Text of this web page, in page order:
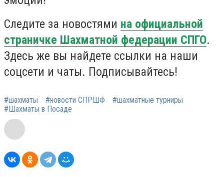
Следите за новостями на официальной
страничке Шахматной федерации СПГО.
Здесь же вы найдете ссылки на наши
соцсети и чаты. Подписывайтесь!
#шахматы #новости СПРШФ
#шахматные турниры
#Шахматы в Посаде